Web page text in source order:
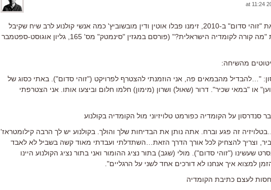
לקראת יציאת "זוהי סדום" ב-2010, זימנו פבלו אוטין ודין מובשוביץ' כמה אנשי קולנוע לרב שיח שקיבל
את הכותרת "מה קורה לקומדיה הישראלית?" (פורסם במגזין "סינמטק" מס' 165, גליון אוגוסט-ספטמבר
מהשיחה:
"…להבדיל מהבמאים פה, אני הוזמנתי להצטרף לפרויקט ("זוהי סדום"). באתי כסוג של
או "במאי שכיר". דרור (שאול) ושרון (מימון) חלמו חלום וביצעו אותו. אני הצטרפתי
סנדרסון על הקומדיה כפורמט טלויזיוני מול הקומדיה בקולנוע
זה פגע וברח. אתה נותן את הבדיחות שלך והולך. בקולנוע יש לך הרבה קילומטראז'
וצריך להצחיק לכל אורך הדרך הזאת…השתדלתי ועבדתי מאוד קשה בשביל לא לאבד
שעשינו ("זוהי סדום"). מולי (שגב) בתור נציג ההומור ואני בתור נציג הקולנוע היינו
למצוא איך אנחנו לא דורכים אחד לשני על הרגליים".
לעצם כתיבת הקומדיה